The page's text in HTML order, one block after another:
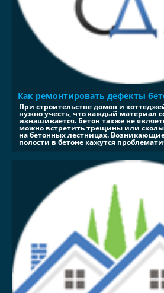
Как ремонтировать дефекты
При строительстве домов и
нужно учесть, что каждый материал
изнашивается. Бетон также не
можно встретить трещины или
на бетонных лестницах.
полости в бетоне кажутся